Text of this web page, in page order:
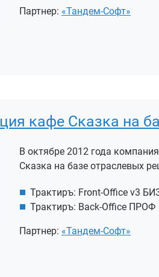
Партнер: «Тандем-Софт»
кафе Сказка на
В октябре 2012 года
Сказка на базе отраслевых
Трактиръ: Front-Office v3
Трактиръ: Back-Office ПРОФ
Партнер: «Тандем-Софт»